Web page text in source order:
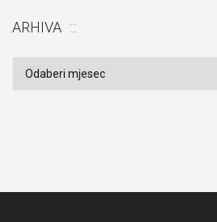
ARHIVA
Arhiva